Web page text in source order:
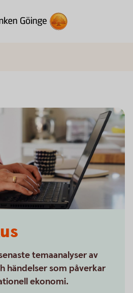
temaanalyser av
händelser som påverkar
ekonomi.